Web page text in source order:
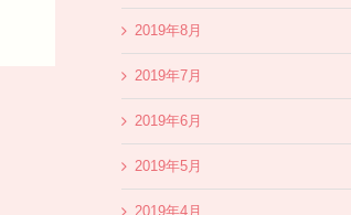
2019年8月
2019年7月
2019年6月
2019年5月
2019年4月